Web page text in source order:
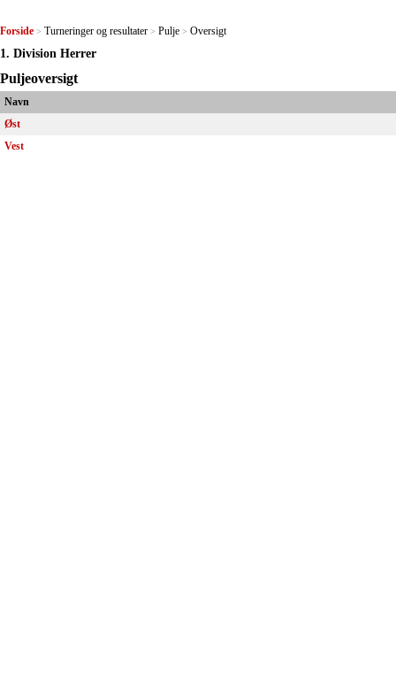
Forside > Turneringer og resultater > Pulje > Oversigt
1. Division Herrer
Puljeoversigt
Navn
Øst
Vest